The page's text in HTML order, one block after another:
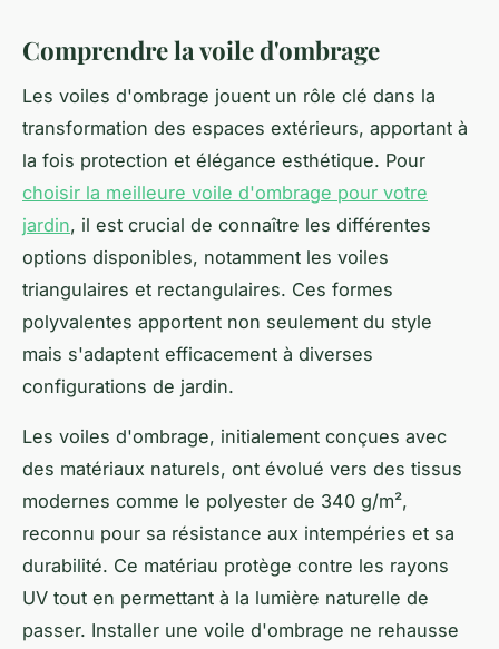
Comprendre la voile d'ombrage
Les voiles d'ombrage jouent un rôle clé dans la
transformation des espaces extérieurs, apportant à
la fois protection et élégance esthétique. Pour
choisir la meilleure voile d'ombrage pour votre
jardin, il est crucial de connaître les différentes
options disponibles, notamment les voiles
triangulaires et rectangulaires. Ces formes
polyvalentes apportent non seulement du style
mais s'adaptent efficacement à diverses
configurations de jardin.
Les voiles d'ombrage, initialement conçues avec
des matériaux naturels, ont évolué vers des tissus
modernes comme le polyester de 340 g/m²,
reconnu pour sa résistance aux intempéries et sa
durabilité. Ce matériau protège contre les rayons
UV tout en permettant à la lumière naturelle de
passer. Installer une voile d'ombrage ne rehausse